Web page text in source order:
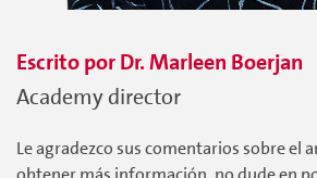
Escrito porDr. Marleen Boerjan
Academy director
Le agradezco sus comentarios sobre el